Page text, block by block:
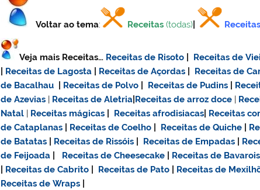
Voltar ao tema: Receitas (todas)
Veja mais Receitas… Receitas de Risoto Receitas de
Receitas de Lagosta Receitas de Açordas Receitas de
de Bacalhau
Receitas de Polvo Receitas de Pudins
de Azevias
Receitas de Aletria Receitas dearroz doce
Natal
Receitas mágicas Receitas afrodisiacas Receitas
de Cataplanas
Receitas de Coelho Receitas de Quiche
de Batatas
Receitas de Rissóis Receitas de Empadas
de Feijoada
Receitas de Cheesecake Receitas de
Receitas de Cabrito Receitas de Pato Receitas de
Receitas de Wraps